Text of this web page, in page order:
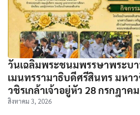
วันเฉลิมพระชนมพรรษาพระบ
เมนทรรามาธิบดีศรีสินทร มหา
วชิรเกล้าเจ้าอยู่หัว 28 กรกฎาค
สิงหาคม 3, 2026